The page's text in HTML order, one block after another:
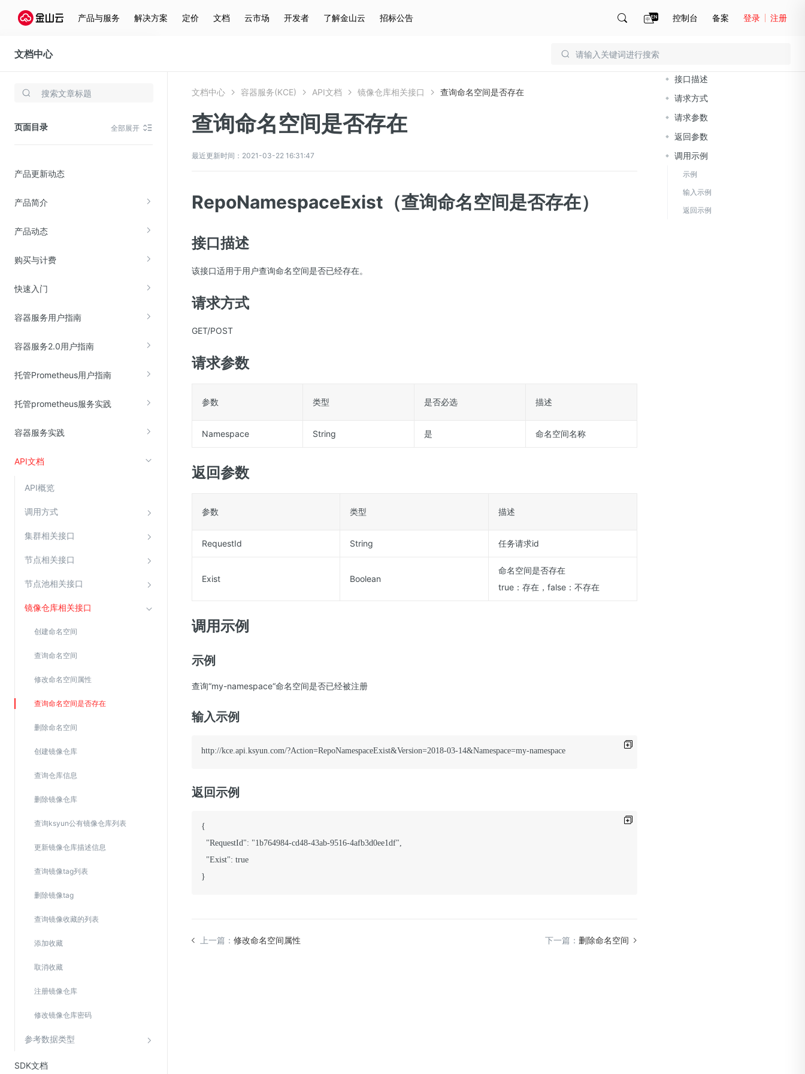
产品与服务 解决方案 定价 文档 云市场 开发者 了解金山云 招标公告 控制台 备案 登录 注册
文档中心
容器服务(KCE)
页面目录 全部展开
产品更新动态
产品简介
产品动态
购买与计费
快速入门
容器服务用户指南
容器服务2.0用户指南
托管Prometheus用户指南
托管prometheus服务实践
容器服务实践
API文档
API概览
调用方式
集群相关接口
节点相关接口
节点池相关接口
镜像仓库相关接口
创建命名空间
查询命名空间
修改命名空间属性
查询命名空间是否存在
删除命名空间
创建镜像仓库
查询仓库信息
删除镜像仓库
查询ksyun公有镜像仓库列表
更新镜像仓库描述信息
查询镜像tag列表
删除镜像tag
查询镜像收藏的列表
添加收藏
取消收藏
注册镜像仓库
修改镜像仓库密码
参考数据类型
SDK文档
存储与云分发
云硬盘(EBS)
在线迁移服务
视频云服务
云直播(KLS)
边缘节点计算
金山云云防火墙
云堡垒机
主机安全
Web应用防火墙(WAF)
密钥管理服务
应急响应
欧盟数据保护条例（GDPR）
文档中心 容器服务(KCE) API文档 镜像仓库相关接口 查询命名空间是否存在
查询命名空间是否存在
最近更新时间：2021-03-22 16:31:47
RepoNamespaceExist（查询命名空间是否存在）
接口描述
该接口适用于用户查询命名空间是否已经存在。
请求方式
GET/POST
请求参数
参数 类型 是否必选 描述
Namespace String 是 命名空间名称
返回参数
参数 类型 描述
RequestId String 任务请求id
Exist Boolean
命名空间是否存在
true：存在，false：不存在
调用示例
示例
查询“my-namespace“命名空间是否已经被注册
输入示例
返回示例
{
  "RequestId": "1b764984-cd48-43ab-9516-4afb3d0ee1df",
  "Exist": true
接口描述
请求方式
请求参数
返回参数
调用示例
示例
输入示例
返回示例
上一篇： 修改命名空间属性 下一篇： 删除命名空间